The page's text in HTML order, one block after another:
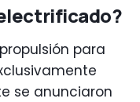
para
se anunciaron